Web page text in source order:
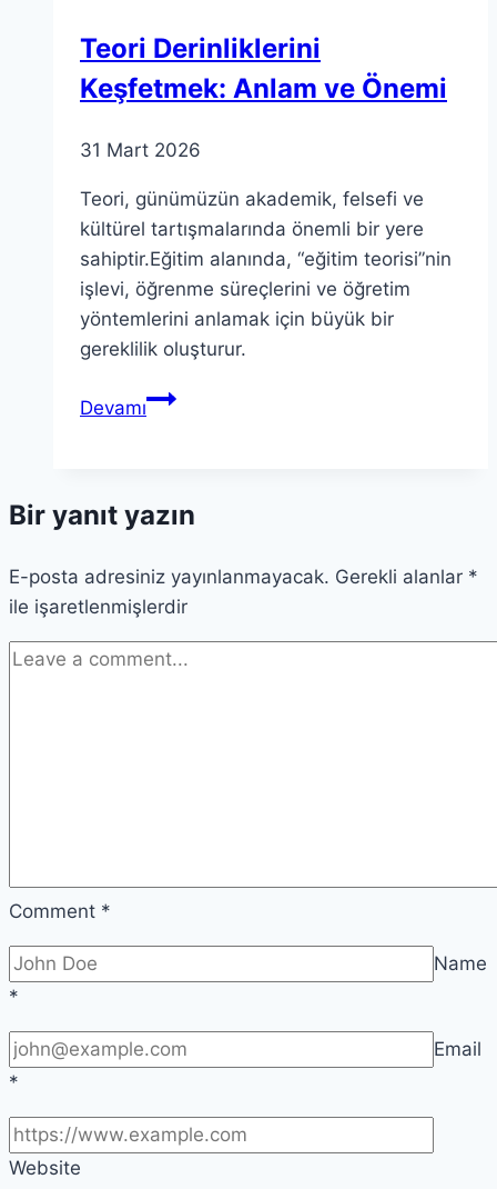
Teori Derinliklerini
Keşfetmek: Anlam ve Önemi
31 Mart 2026
Teori, günümüzün akademik, felsefi ve
kültürel tartışmalarında önemli bir yere
sahiptir.Eğitim alanında, “eğitim teorisi”nin
işlevi, öğrenme süreçlerini ve öğretim
yöntemlerini anlamak için büyük bir
gereklilik oluşturur.
DevamıTeori
ve
Bir yanıt yazın
E-posta adresiniz yayınlanmayacak. Gerekli alanlar *
ile işaretlenmişlerdir
Comment *
Name
*
Email
*
Website